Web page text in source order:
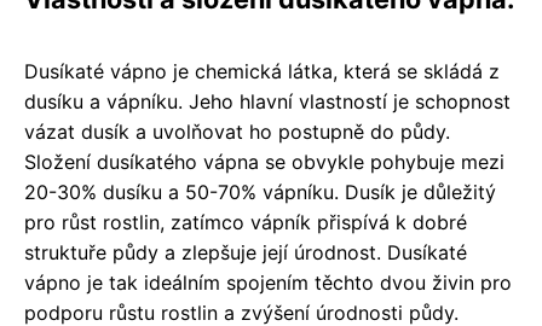
Dusíkaté vápno je chemická látka, která se skládá z
dusíku a vápníku. Jeho hlavní vlastností je schopnost
vázat dusík a uvolňovat ho postupně do půdy.
Složení dusíkatého vápna se obvykle pohybuje mezi
20-30% dusíku a 50-70% vápníku. Dusík je důležitý
pro růst rostlin, zatímco vápník přispívá k dobré
struktuře půdy a zlepšuje její úrodnost. Dusíkaté
vápno je tak ideálním spojením těchto dvou živin pro
podporu růstu rostlin a zvýšení úrodnosti půdy.